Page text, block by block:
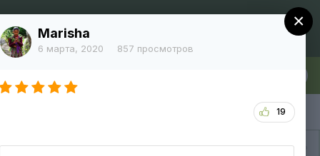
Уже зарегистрированы? Войти Регистрация
Вся активность
×
Marisha
6 марта, 2020 857 просмотров
19